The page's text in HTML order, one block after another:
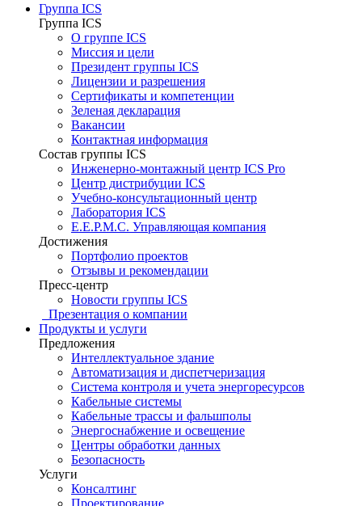
Группа ICS
Группа ICS
О группе ICS
Миссия и цели
Президент группы ICS
Лицензии и разрешения
Сертификаты и компетенции
Зеленая декларация
Вакансии
Контактная информация
Состав группы ICS
Инженерно-монтажный центр ICS Pro
Центр дистрибуции ICS
Учебно-консультационный центр
Лаборатория ICS
E.E.P.M.C. Управляющая компания
Достижения
Портфолио проектов
Отзывы и рекомендации
Пресс-центр
Новости группы ICS
Презентация о компании
Продукты и услуги
Предложения
Интеллектуальное здание
Автоматизация и диспетчеризация
Система контроля и учета энергоресурсов
Кабельные системы
Кабельные трассы и фальшполы
Энергоснабжение и освещение
Центры обработки данных
Безопасность
Услуги
Консалтинг
Проектирование